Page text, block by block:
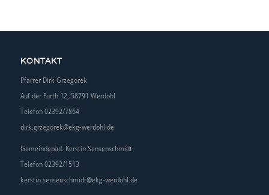
KONTAKT
Pfarrer Dirk Grzegorek
Auf der Furth 12, 58791 Werdohl
Telefon 02392/7864
dirk.grzegorek@ekg-werdohl.de
Gemeindepäd. Kerstin Sensenschmidt
Telefon 02392/1513
kerstin.sensenschmidt@ekg-werdohl.de